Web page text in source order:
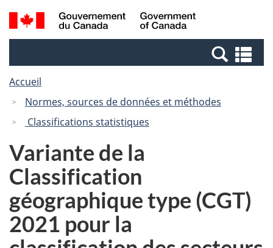
Passer
au
Passer
à
Canada
Recherche
et
et
Accueil
Normes, sources de données et méthodes
Classifications statistiques
Variante de la
Classification
géographique type (CGT)
2021 pour la